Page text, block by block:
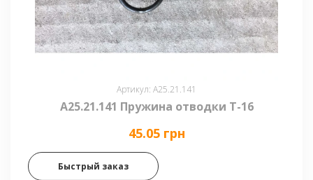
Артикул: А25.21.141
А25.21.141 Пружина отводки Т-16
45.05 грн
Быстрый заказ